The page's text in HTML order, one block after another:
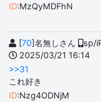
ID:MzQyMDFhN
[70]名無しさん
sp/
2025/03/21 16:14
>>31
これ好き
ID:Nzg4ODNjM